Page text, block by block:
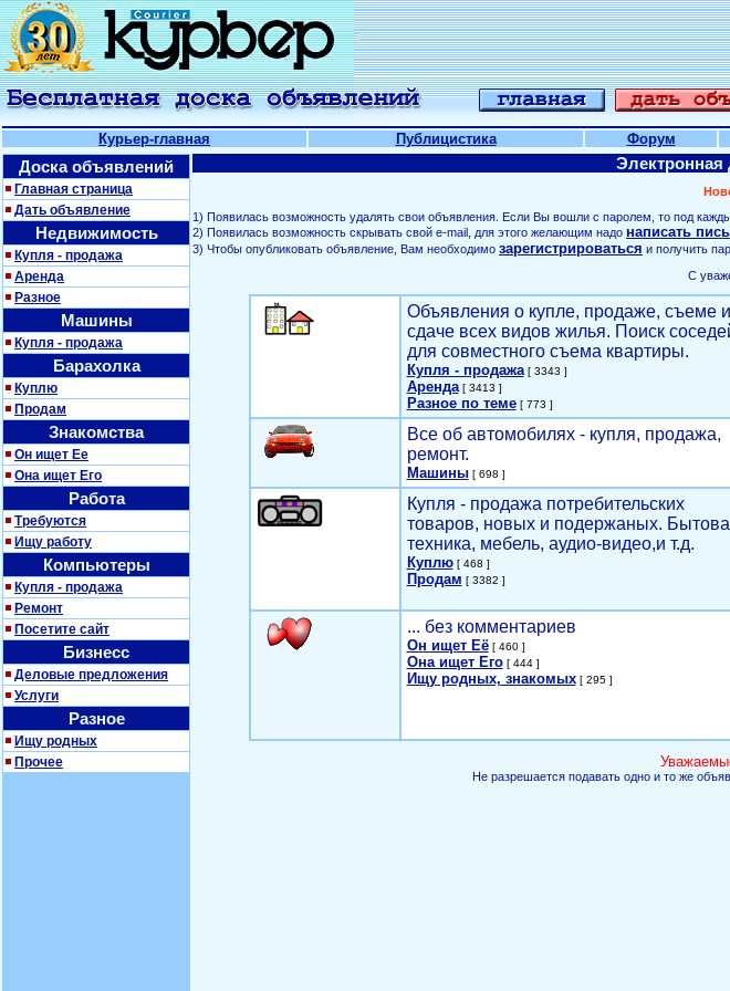
Курьер-главная Публицистика Форум
Доска объявлений
Главная страница
Дать объявление
Недвижимость
Купля - продажа
Аренда
Разное
Машины
Купля - продажа
Барахолка
Куплю
Продам
Знакомства
Он ищет Ее
Она ищет Его
Работа
Требуются
Ищу работу
Компьютеры
Купля - продажа
Ремонт
Посетите сайт
Бизнесс
Деловые предложения
Услуги
Разное
Ищу родных
Прочее
Электронная
1) Появилась возможность удалять свои объявления. Если Вы вошли с паролем, то под
2) Появилась возможность скрывать свой е-mail, для этого желающим надо написать
3) Чтобы опубликовать объявление, Вам необходимо зарегистрироваться и получить
С
Объявления о купле, продаже, съеме и
сдаче всех видов жилья. Поиск
для совместного съема квартиры.
Купля - продажа[ 3343 ]
Аренда[ 3413 ]
Разное по теме[ 773 ]
Все об автомобилях - купля, продажа,
ремонт.
Машины[ 698 ]
Купля - продажа потребительских
товаров, новых и подержаных.
техника, мебель, аудио-видео,и т.д.
Куплю[ 468 ]
Продам [ 3382 ]
... без комментариев
Он ищет Её[ 460 ]
Она ищет Его[ 444 ]
Ищу родных, знакомых[ 295 ]
Не разрешается подавать одно и то же